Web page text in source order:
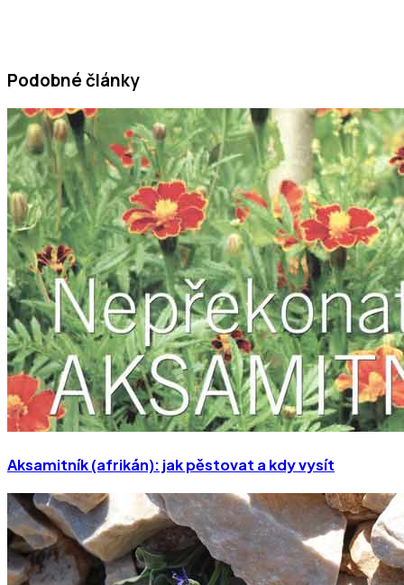
Podobné články
Aksamitník (afrikán): jak pěstovat a kdy vysít